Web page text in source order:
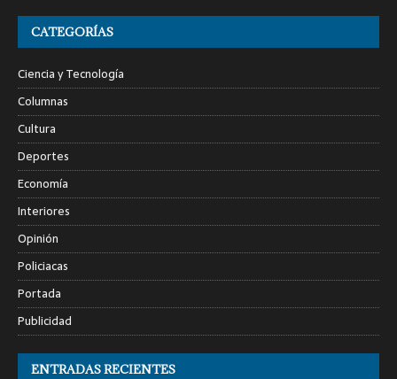
CATEGORÍAS
Ciencia y Tecnología
Columnas
Cultura
Deportes
Economía
Interiores
Opinión
Policiacas
Portada
Publicidad
ENTRADAS RECIENTES